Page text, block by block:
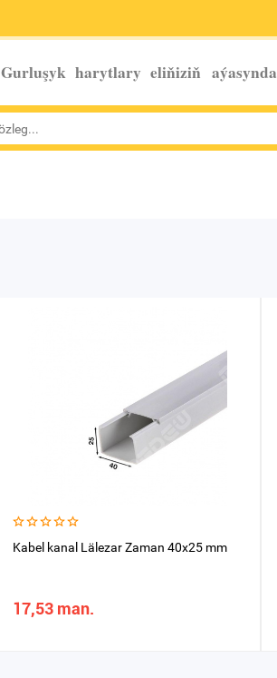
Gurluşyk harytlary eliňiziň aýasynda
Kabel kanal Lälezar Zaman 40x25 mm
17,53 man.